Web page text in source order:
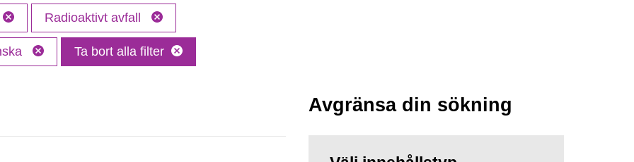
Radioaktivt avfall
Ta bort alla filter
Avgränsa din sökning